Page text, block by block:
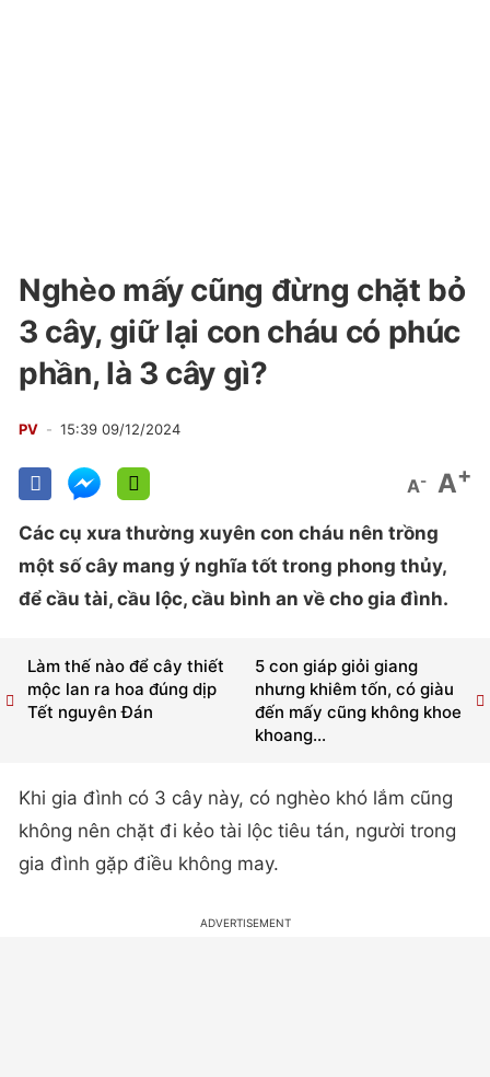
Nghèo mấy cũng đừng chặt bỏ
3 cây, giữ lại con cháu có phúc
phần, là 3 cây gì?
PV 15:39 09/12/2024
A- A+
Các cụ xưa thường xuyên con cháu nên trồng
một số cây mang ý nghĩa tốt trong phong thủy,
để cầu tài, cầu lộc, cầu bình an về cho gia đình.
5 con giáp giỏi giang
nhưng khiêm tốn, có giàu
đến mấy cũng không khoe
khoang...
Làm thế nào để cây thiết
mộc lan ra hoa đúng dịp
Tết nguyên Đán
Khi gia đình có 3 cây này, có nghèo khó lắm cũng
không nên chặt đi kẻo tài lộc tiêu tán, người trong
gia đình gặp điều không may.